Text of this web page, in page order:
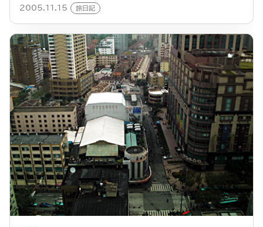
2005.11.15 旅日記